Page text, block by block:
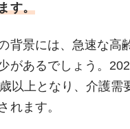
す。
背景には、急速な高
があるでしょう。
以上となり、介護需
れます。